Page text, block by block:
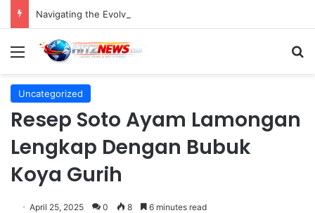
Menu
Uncategorized
Resep Soto Ayam Lamongan
Lengkap Dengan Bubuk
Koya Gurih
April 25, 2025 0 8 6 minutes read